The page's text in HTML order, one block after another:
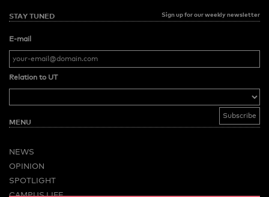
STAY TUNED Sign up for our weekly newsletter
E-mail
Relation to UT
MENU
NEWS
OPINION
SPOTLIGHT
CAMPUS LIFE